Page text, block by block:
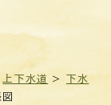
上下水道 > 下水